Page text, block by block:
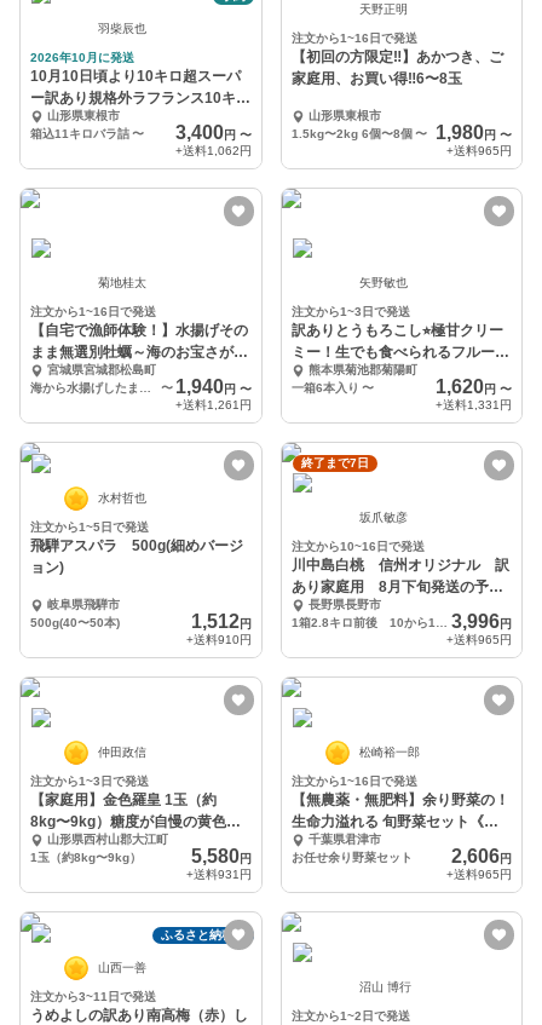
羽柴辰也
2026年10月に発送
10月10日頃より10キロ超スーパ
ー訳あり規格外ラフランス10キロ
バラ生食加工用
山形県東根市
箱込11キロバラ詰〜 3,400円 〜
+送料1,062円
天野正明
注文から1~16日で発送
【初回の方限定‼︎】あかつき、ご
家庭用、お買い得‼︎6〜8玉
山形県東根市
1.5kg〜2kg 6個〜8個 〜 1,980円 〜
+送料965円
菊地桂太
注文から1~16日で発送
【自宅で漁師体験！】水揚げその
まま無選別牡蠣～海のお宝さがし
セット～生牡蠣
宮城県宮城郡松島町
〜 1,940円 〜
+送料1,261円
矢野敏也
注文から1~3日で発送
訳ありとうもろこし⭐︎極甘クリー
ミー！生でも食べられるフルーツ
とうもろこし
熊本県菊池郡菊陽町
一箱6本入り 〜 1,620円 〜
+送料1,331円
水村哲也
注文から1~5日で発送
飛騨アスパラ 500g(細めバージ
ョン)
岐阜県飛騨市
500g(40〜50本)
1,512円
+送料910円
終了まで7日
坂爪敏彦
注文から10~16日で発送
川中島白桃 信州オリジナル 訳
あり家庭用 8月下旬発送の予
約 2.8キロ
長野県長野市
3,996円
+送料965円
仲田政信
注文から1~3日で発送
【家庭用】金色羅皇 1玉（約
8kg〜9kg）糖度が自慢の黄色い
果実の大玉西瓜
山形県西村山郡大江町
1玉（約8kg〜9kg）
5,580円
+送料931円
松崎裕一郎
注文から1~16日で発送
【無農薬・無肥料】余り野菜の！
生命力溢れる 旬野菜セット《冷
蔵便》
千葉県君津市
お任せ余り野菜セット
2,606円
+送料965円
ふるさと納税可
山西一善
注文から3~11日で発送
うめよしの訳あり南高梅（赤）し
沼山 博行
注文から1~2日で発送